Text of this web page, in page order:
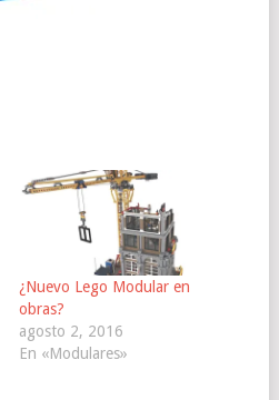
¿Nuevo Lego Modular en
obras?
agosto 2, 2016
En «Modulares»